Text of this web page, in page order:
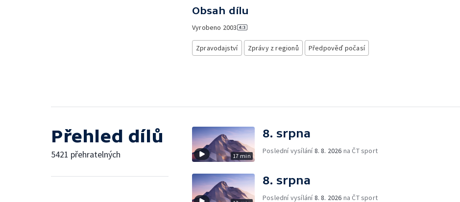
Obsah dílu
Vyrobeno 2003
Zpravodajství Zprávy z regionů Předpověď počasí
Přehled dílů
5421 přehratelných 17 min
8. srpna
Poslední vysílání8. 8. 2026 na ČT sport
8. srpna
Poslední vysílání8. 8. 2026 na ČT sport